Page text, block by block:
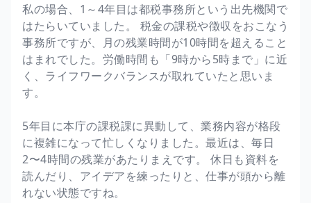
私の場合、1～4年目は都税事務所という出先機関で
はたらいていました。 税金の課税や徴収をおこなう
事務所ですが、月の残業時間が10時間を超えること
はまれでした。労働時間も「9時から5時まで」に近
く、ライフワークバランスが取れていたと思いま
す。
5年目に本庁の課税課に異動して、業務内容が格段
に複雑になって忙しくなりました。最近は、毎日
2〜4時間の残業があたりまえです。 休日も資料を
読んだり、アイデアを練ったりと、仕事が頭から離
れない状態ですね。